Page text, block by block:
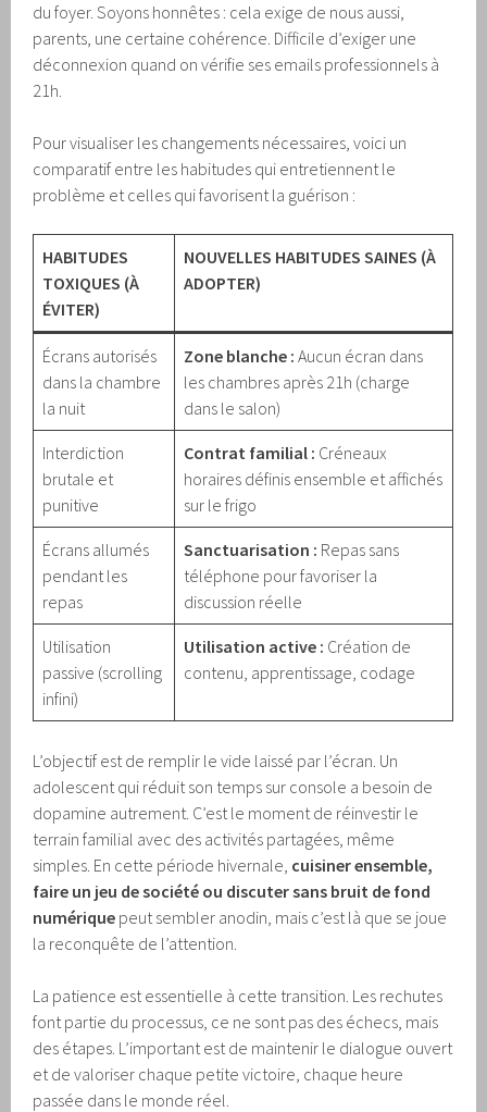
du foyer. Soyons honnêtes : cela exige de nous aussi,
parents, une certaine cohérence. Difficile d’exiger une
déconnexion quand on vérifie ses emails professionnels à
21h.
Pour visualiser les changements nécessaires, voici un
comparatif entre les habitudes qui entretiennent le
problème et celles qui favorisent la guérison :
HABITUDES
TOXIQUES (À
ÉVITER)
NOUVELLES HABITUDES SAINES (À
ADOPTER)
Écrans autorisés
dans la chambre
la nuit
Zone blanche : Aucun écran dans
les chambres après 21h (charge
dans le salon)
Interdiction
brutale et
punitive
Contrat familial : Créneaux
horaires définis ensemble et affichés
sur le frigo
Écrans allumés
pendant les
repas
Sanctuarisation : Repas sans
téléphone pour favoriser la
discussion réelle
Utilisation
passive (scrolling
infini)
Utilisation active : Création de
contenu, apprentissage, codage
L’objectif est de remplir le vide laissé par l’écran. Un
adolescent qui réduit son temps sur console a besoin de
dopamine autrement. C’est le moment de réinvestir le
terrain familial avec des activités partagées, même
simples. En cette période hivernale, cuisiner ensemble,
faire un jeu de société ou discuter sans bruit de fond
numérique peut sembler anodin, mais c’est là que se joue
la reconquête de l’attention.
La patience est essentielle à cette transition. Les rechutes
font partie du processus, ce ne sont pas des échecs, mais
des étapes. L’important est de maintenir le dialogue ouvert
et de valoriser chaque petite victoire, chaque heure
passée dans le monde réel.